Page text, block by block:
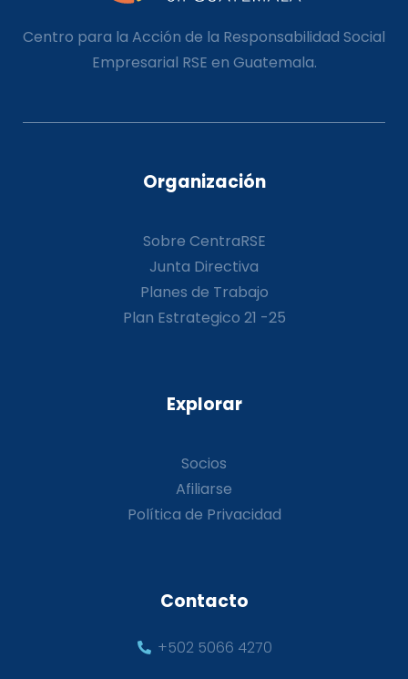
Centro para la Acción de la Responsabilidad Social
Empresarial RSE en Guatemala.
Organización
Sobre CentraRSE
Junta Directiva
Planes de Trabajo
Plan Estrategico 21 -25
Explorar
Socios
Afiliarse
Política de Privacidad
Contacto
+502 5066 4270